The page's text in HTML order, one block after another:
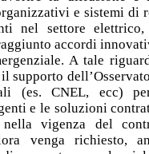
e sistemi di
nel settore
accordi
A tale
supporto
(es. CNEL, ecc)
e le soluzioni
nella vigenza del
venga richiesto,